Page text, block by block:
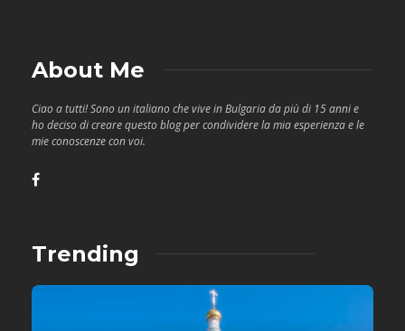
About Me
Ciao a tutti! Sono un italiano che vive in Bulgaria da più di 15 anni e
ho deciso di creare questo blog per condividere la mia esperienza e le
mie conoscenze con voi.
Trending